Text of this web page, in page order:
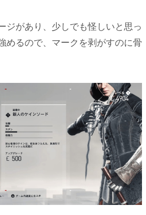
ジがあり、少しでも怪しいと思っ
めるので、マークを剥がすのに骨